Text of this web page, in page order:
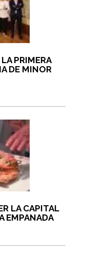
PRIMERA
DE MINOR
LA CAPITAL
EMPANADA